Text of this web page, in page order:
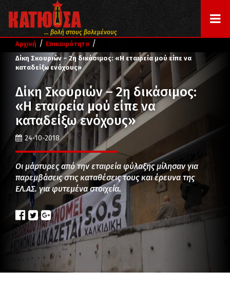
... βολή στους βολεμένους
Αρχική / Επικαιρότητα /
Δίκη Σκουριών – 2η δικάσιμος: «Η εταιρεία μού είπε να
καταδείξω ενόχους»
Δίκη Σκουριών – 2η δικάσιμος:
«Η εταιρεία μού είπε να
καταδείξω ενόχους»
24-10-2018
Οι μάρτυρες από την εταιρεία φύλαξης μίλησαν για
παρεμβάσεις στις καταθέσεις τους και έρευνα της
ΕΛ.ΑΣ. για φυτεμένα στοιχεία.